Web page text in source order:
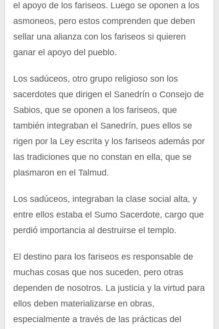
el apoyo de los fariseos. Luego se oponen a los
asmoneos, pero estos comprenden que deben
sellar una alianza con los fariseos si quieren
ganar el apoyo del pueblo.
Los sadúceos, otro grupo religioso son los
sacerdotes que dirigen el Sanedrín o Consejo de
Sabios, que se oponen a los fariseos, que
también integraban el Sanedrín, pues ellos se
rigen por la Ley escrita y los fariseos además por
las tradiciones que no constan en ella, que se
plasmaron en el Talmud.
Los sadúceos, integraban la clase social alta, y
entre ellos estaba el Sumo Sacerdote, cargo que
perdió importancia al destruirse el templo.
El destino para los fariseos es responsable de
muchas cosas que nos suceden, pero otras
dependen de nosotros. La justicia y la virtud para
ellos deben materializarse en obras,
especialmente a través de las prácticas del